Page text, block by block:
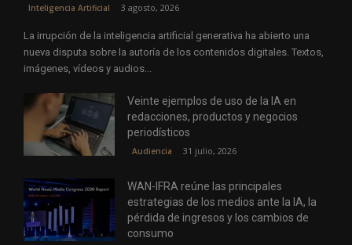
Inteligencia Artificial 3 agosto, 2026
La irrupción de la inteligencia artificial generativa ha abierto una
nueva disputa sobre la autoría de los contenidos digitales. Textos,
imágenes, vídeos y audios...
Veinte ejemplos de uso de la IA en
redacciones, productos y negocios
periodísticos
Audiencia 31 julio, 2026
WAN-IFRA reúne las principales
estrategias de los medios ante la IA, la
pérdida de ingresos y los cambios de
consumo